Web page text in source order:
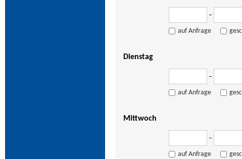
–
auf Anfrage
Dienstag
–
auf Anfrage
Mittwoch
–
auf Anfrage